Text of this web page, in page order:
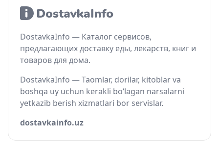
DostavkaInfo — Каталог сервисов,
предлагающих доставку еды, лекарств, книг и
товаров для дома.
DostavkaInfo — Taomlar, dorilar, kitoblar va
boshqa uy uchun kerakli bo‘lagan narsalarni
yetkazib berish xizmatlari bor servislar.
dostavkainfo.uz